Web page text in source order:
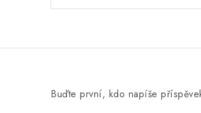
Buďte první, kdo napíše